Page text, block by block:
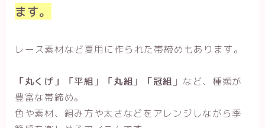
ます。
レース素材など夏用に作られた帯締めもあります。
「丸くげ」「平組」「丸組」「冠組 」など、種類が
豊富な帯締め。
色や素材、組み方や太さなどをアレンジしながら季